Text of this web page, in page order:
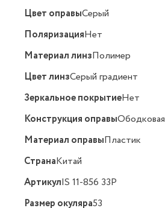
Цвет оправыСерый
ПоляризацияНет
Материал линзПолимер
Цвет линзСерый градиент
Зеркальное покрытиеНет
Конструкция оправыОбодковая
Материал оправыПластик
СтранаКитай
АртикулIS 11-856 33P
Размер окуляра53